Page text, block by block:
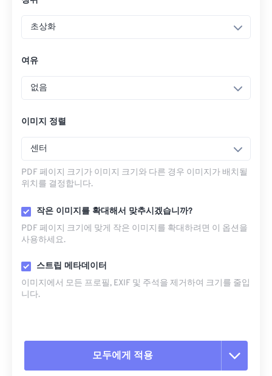
초상화
여유
없음
이미지 정렬
센터
PDF 페이지 크기가 이미지 크기와 다른 경우 이미지가 배치될
위치를 결정합니다.
작은 이미지를 확대해서 맞추시겠습니까?
PDF 페이지 크기에 맞게 작은 이미지를 확대하려면 이 옵션을
사용하세요.
스트립 메타데이터
이미지에서 모든 프로필, EXIF ​​및 주석을 제거하여 크기를 줄입
니다.
모두에게 적용